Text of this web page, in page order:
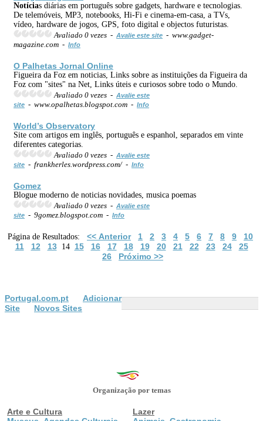
Notícias diárias em português sobre gadgets, hardware e tecnologias.
De telemóveis, MP3, notebooks, Hi-Fi e cinema-em-casa, a TVs,
vídeo, hardware de jogos, GPS, foto digital e objectos futuristas.
Avaliado 0 vezes - Avalie este site - www.gadget-
magazine.com - Info
O Palhetas Jornal Online
Figueira da Foz em noticias, Links sobre as instituições da Figueira da
Foz com "sites" na Net, Links úteis e curiosos sobre todo o Mundo.
Avaliado 0 vezes - Avalie este
site - www.opalhetas.blogspot.com - Info
World’s Observatory
Site com artigos em inglês, português e espanhol, separados em vinte
diferentes categorias.
Avaliado 0 vezes - Avalie este
site - frankherles.wordpress.com/ - Info
Gomez
Blogue moderno de noticias novidades, musica poemas
Avaliado 0 vezes - Avalie este
site - 9gomez.blogspot.com - Info
Página de Resultados: << Anterior 1 2 3 4 5 6 7 8 9
10
11
12 1314 15 16 17 18 19 20 21 22 23 24
25
26
Próximo >>
Portugal.com.pt
Adicionar
Site
Novos Sites
Organização por temas
Arte e Cultura
Lazer